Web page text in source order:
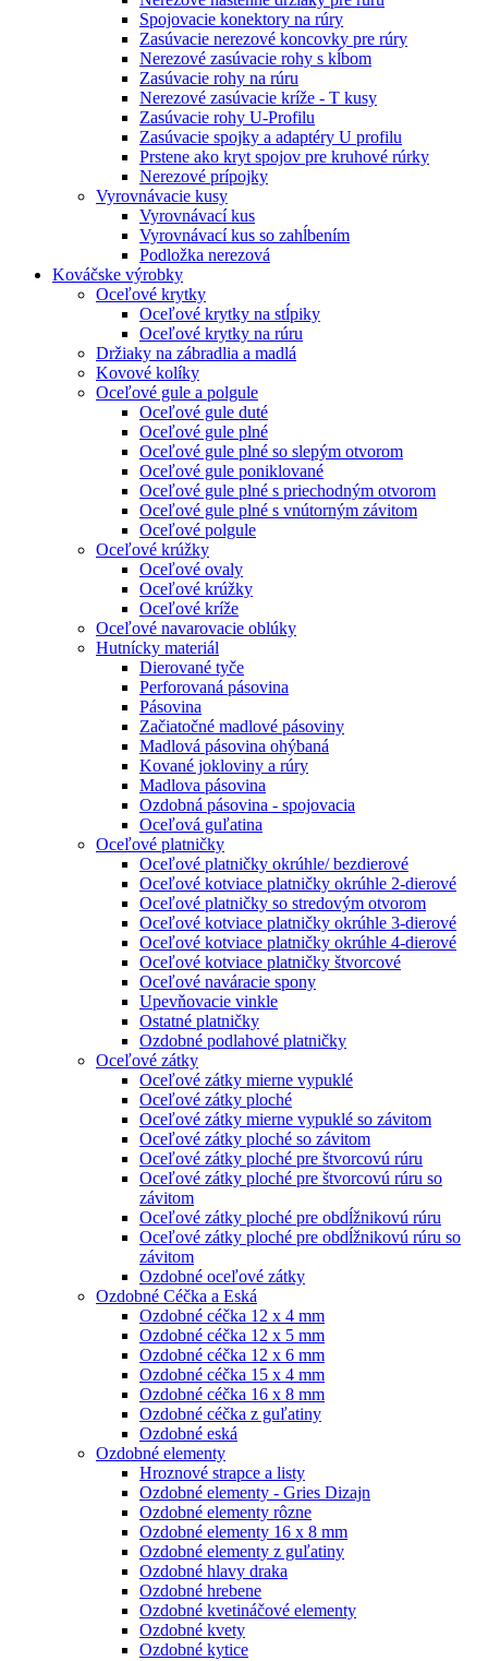
Spojovacie konektory na rúry
Zasúvacie nerezové koncovky pre rúry
Nerezové zasúvacie rohy s kĺbom
Zasúvacie rohy na rúru
Nerezové zasúvacie kríže - T kusy
Zasúvacie rohy U-Profilu
Zasúvacie spojky a adaptéry U profilu
Prstene ako kryt spojov pre kruhové rúrky
Nerezové prípojky
Vyrovnávacie kusy
Vyrovnávací kus
Vyrovnávací kus so zahĺbením
Podložka nerezová
Kováčske výrobky
Oceľové krytky
Oceľové krytky na stĺpiky
Oceľové krytky na rúru
Držiaky na zábradlia a madlá
Kovové kolíky
Oceľové gule a polgule
Oceľové gule duté
Oceľové gule plné
Oceľové gule plné so slepým otvorom
Oceľové gule poniklované
Oceľové gule plné s priechodným otvorom
Oceľové gule plné s vnútorným závitom
Oceľové polgule
Oceľové krúžky
Oceľové ovaly
Oceľové krúžky
Oceľové kríže
Oceľové navarovacie oblúky
Hutnícky materiál
Dierované tyče
Perforovaná pásovina
Pásovina
Začiatočné madlové pásoviny
Madlová pásovina ohýbaná
Kované jokloviny a rúry
Madlova pásovina
Ozdobná pásovina - spojovacia
Oceľová guľatina
Oceľové platničky
Oceľové platničky okrúhle/ bezdierové
Oceľové kotviace platničky okrúhle 2-dierové
Oceľové platničky so stredovým otvorom
Oceľové kotviace platničky okrúhle 3-dierové
Oceľové kotviace platničky okrúhle 4-dierové
Oceľové kotviace platničky štvorcové
Oceľové naváracie spony
Upevňovacie vinkle
Ostatné platničky
Ozdobné podlahové platničky
Oceľové zátky
Oceľové zátky mierne vypuklé
Oceľové zátky ploché
Oceľové zátky mierne vypuklé so závitom
Oceľové zátky ploché so závitom
Oceľové zátky ploché pre štvorcovú rúru
Oceľové zátky ploché pre štvorcovú rúru so
závitom
Oceľové zátky ploché pre obdĺžnikovú rúru
Oceľové zátky ploché pre obdĺžnikovú rúru so
závitom
Ozdobné oceľové zátky
Ozdobné Céčka a Eská
Ozdobné céčka 12 x 4 mm
Ozdobné céčka 12 x 5 mm
Ozdobné céčka 12 x 6 mm
Ozdobné céčka 15 x 4 mm
Ozdobné céčka 16 x 8 mm
Ozdobné céčka z guľatiny
Ozdobné eská
Ozdobné elementy
Hroznové strapce a listy
Ozdobné elementy - Gries Dizajn
Ozdobné elementy rôzne
Ozdobné elementy 16 x 8 mm
Ozdobné elementy z guľatiny
Ozdobné hlavy draka
Ozdobné hrebene
Ozdobné kvetináčové elementy
Ozdobné kvety
Ozdobné kytice